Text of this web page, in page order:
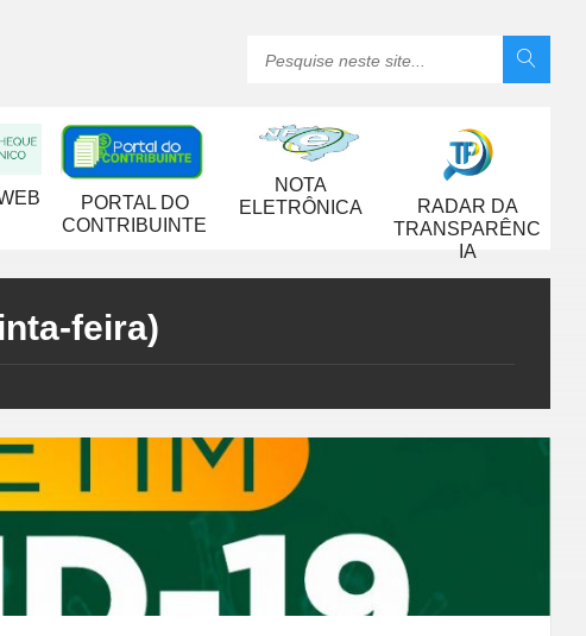
PORTAL DO
CONTRIBUINTE
NOTA
ELETRÔNICA
RADAR DA
TRANSPARÊNC
IA
feira)